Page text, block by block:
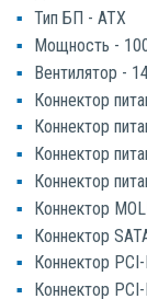
Тип БП - ATX
Мощность -
Вентилятор -
Коннектор
Коннектор
Коннектор
Коннектор
Коннектор
Коннектор
Коннектор
Коннектор